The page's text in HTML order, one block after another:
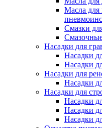
Масла для
Смазки
Насадки для
Насадки
Насадки
Насадки для
Насадки
Насадки для
Насадки
Насадки
Насадки